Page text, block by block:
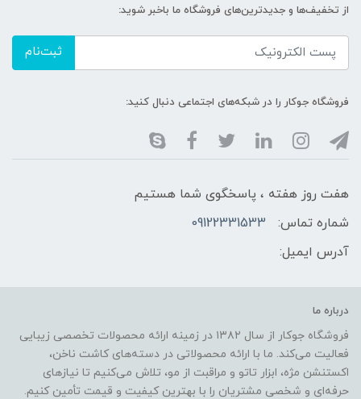
از تخفیف‌ها و جدیدترین‌های فروشگاه ما باخبر شوید:
ثبت‌نام
فروشگاه جوکار را در شبکه‌های اجتماعی دنبال کنید:
هفت روز هفته ، پاسخگوی شما هستیم
شماره تماس:
09122331533
آدرس ایمیل:
درباره ما
فروشگاه جوکار از سال ۱۳۸۲ در زمینه ارائه محصولات تخصصی زیبایی
فعالیت می‌کند. ما با ارائه محصولاتی در دسته‌های کاشت ناخن،
اکستنشن مژه، ابزار تاتو و مراقبت از مو، تلاش می‌کنیم تا نیازهای
حرفه‌ای و شخصی مشتریان را با بهترین کیفیت و قیمت تأمین کنیم.